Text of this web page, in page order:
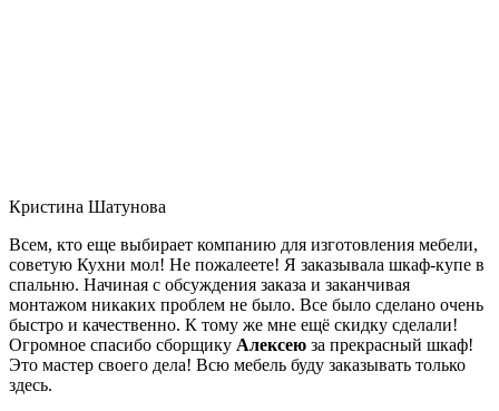
Кристина Шатунова
Всем, кто еще выбирает компанию для изготовления мебели,
советую Кухни мол! Не пожалеете! Я заказывала шкаф-купе в
спальню. Начиная с обсуждения заказа и заканчивая
монтажом никаких проблем не было. Все было сделано очень
быстро и качественно. К тому же мне ещё скидку сделали!
Огромное спасибо сборщику Алексею за прекрасный шкаф!
Это мастер своего дела! Всю мебель буду заказывать только
здесь.